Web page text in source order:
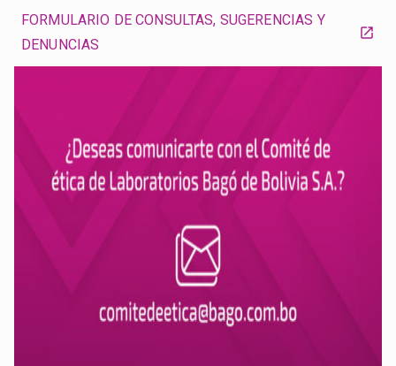
FORMULARIO DE CONSULTAS, SUGERENCIAS Y
DENUNCIAS
open_in_new